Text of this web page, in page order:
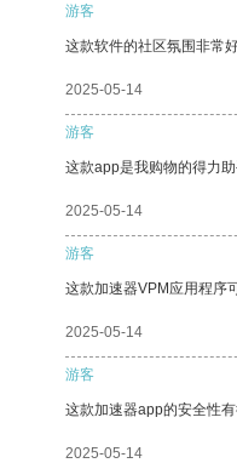
游客
这款软件的社区氛围非常
2025-05-14
游客
这款app是我购物的得力
2025-05-14
游客
这款加速器VPM应用程序
2025-05-14
游客
这款加速器app的安全性
2025-05-14